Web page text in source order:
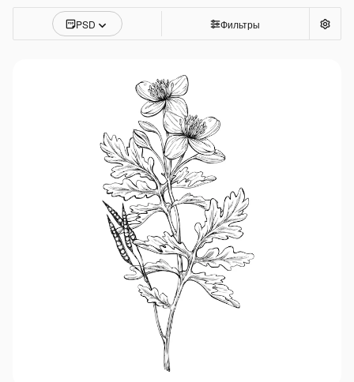
PSD Фильтры